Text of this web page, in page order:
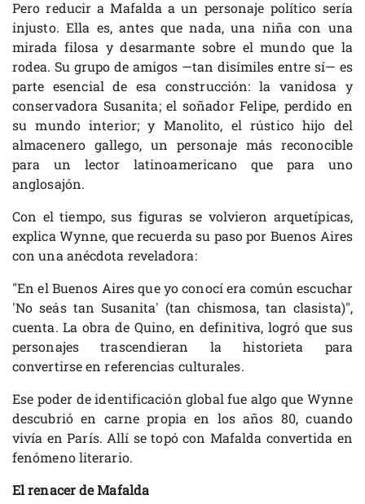
Pero reducir a Mafalda a un personaje político sería
injusto. Ella es, antes que nada, una niña con una
mirada filosa y desarmante sobre el mundo que la
rodea. Su grupo de amigos —tan disímiles entre sí— es
parte esencial de esa construcción: la vanidosa y
conservadora Susanita; el soñador Felipe, perdido en
su mundo interior; y Manolito, el rústico hijo del
almacenero gallego, un personaje más reconocible
para un lector latinoamericano que para uno
anglosajón.
Con el tiempo, sus figuras se volvieron arquetípicas,
explica Wynne, que recuerda su paso por Buenos Aires
con una anécdota reveladora:
"En el Buenos Aires que yo conocí era común escuchar
'No seás tan Susanita' (tan chismosa, tan clasista)",
cuenta. La obra de Quino, en definitiva, logró que sus
personajes trascendieran la historieta para
convertirse en referencias culturales.
Ese poder de identificación global fue algo que Wynne
descubrió en carne propia en los años 80, cuando
vivía en París. Allí se topó con Mafalda convertida en
fenómeno literario.
El renacer de Mafalda